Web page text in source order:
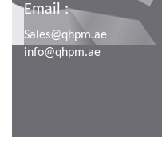
Email :
Sales@qhpm.ae
info@qhpm.ae